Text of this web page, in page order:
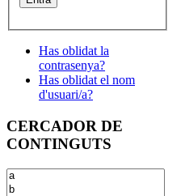
Has oblidat la
contrasenya?
Has oblidat el nom
d'usuari/a?
CERCADOR DE
CONTINGUTS